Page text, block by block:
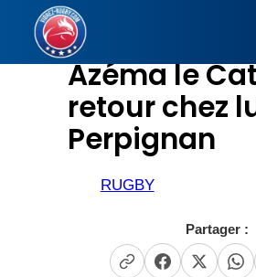
Aller
contenu Azéma le
retour chez
Perpignan
RUGBY
Partager :